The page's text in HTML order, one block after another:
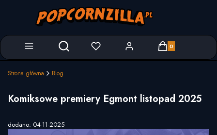
Otwórz wyszukiwarkę Produkty w
Strona główna Blog
Komiksowe premiery Egmont listopad 2025
dodano: 04-11-2025